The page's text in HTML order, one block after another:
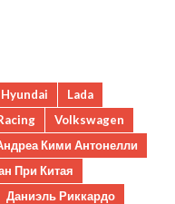
Hyundai
Lada
Volkswagen
Кими Антонелли
При Китая
Даниэль Риккардо